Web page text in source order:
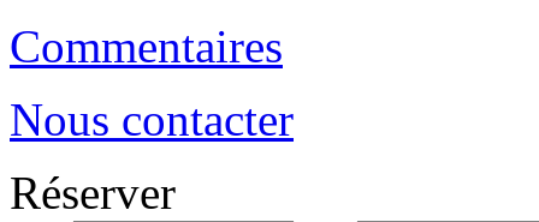
Commentaires
Nous contacter
Réserver